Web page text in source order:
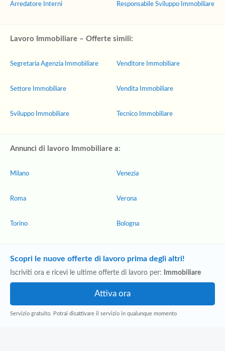
Arredatore Interni Responsabile Sviluppo Immobiliare
Lavoro Immobiliare – Offerte simili:
Segretaria Agenzia Immobiliare
Settore Immobiliare
Sviluppo Immobiliare
Venditore Immobiliare
Vendita Immobiliare
Tecnico Immobiliare
Annunci di lavoro Immobiliare a:
Milano
Roma
Torino
Venezia
Verona
Bologna
Scopri le nuove offerte di lavoro prima degli altri!
Iscriviti ora e ricevi le ultime offerte di lavoro per: Immobiliare
Servizio gratuito. Potrai disattivare il servizio in qualunque momento